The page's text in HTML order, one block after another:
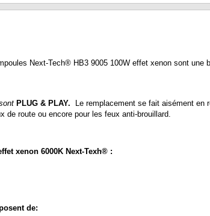
Next-Tech® HB3 9005 100W effet xenon sont une
PLUG & PLAY. Le remplacement se fait aisément en
de route ou encore pour les feux anti-brouillard.
xenon 6000K Next-Texh® :
de: